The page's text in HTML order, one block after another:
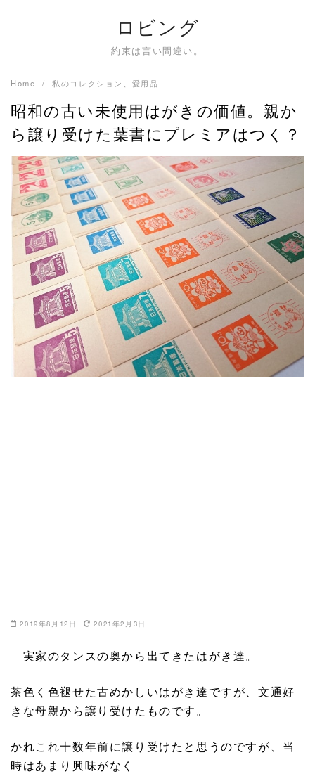
ロビング
約束は言い間違い。
Home 私のコレクション、愛用品
昭和の古い未使用はがきの価値。親か
ら譲り受けた葉書にプレミアはつく？
2019年8月12日 2021年2月3日
実家のタンスの奥から出てきたはがき達。
茶色く色褪せた古めかしいはがき達ですが、文通好
きな母親から譲り受けたものです。
かれこれ十数年前に譲り受けたと思うのですが、当
時はあまり興味がなく